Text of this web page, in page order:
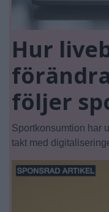
Hur
följer
Sportkonsumtion har
takt med